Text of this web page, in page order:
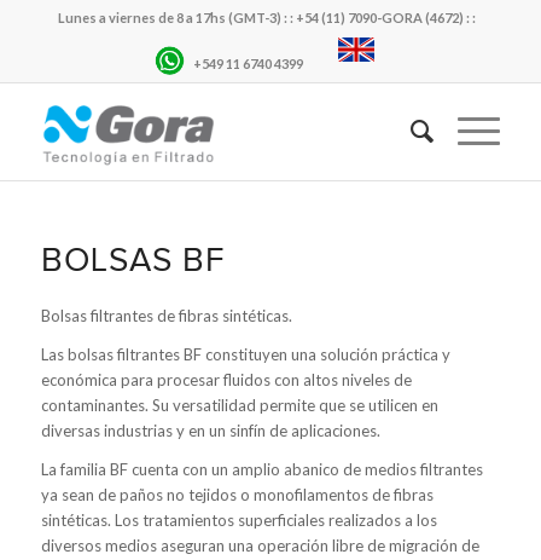
Lunes a viernes de 8 a 17hs (GMT-3) : : +54 (11) 7090-GORA (4672) : :
+549 11 6740 4399
BOLSAS BF
Bolsas filtrantes de fibras sintéticas.
Las bolsas filtrantes BF constituyen una solución práctica y
económica para procesar fluidos con altos niveles de
contaminantes. Su versatilidad permite que se utilicen en
diversas industrias y en un sinfín de aplicaciones.
La familia BF cuenta con un amplio abanico de medios filtrantes
ya sean de paños no tejidos o monofilamentos de fibras
sintéticas. Los tratamientos superficiales realizados a los
diversos medios aseguran una operación libre de migración de